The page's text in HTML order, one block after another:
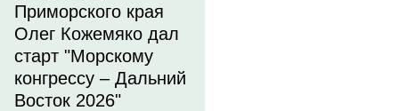
Приморского края
Олег Кожемяко дал
старт "Морскому
конгрессу – Дальний
Восток 2026"